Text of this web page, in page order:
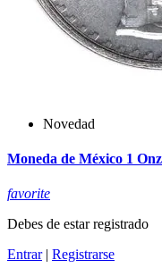
Novedad
Moneda de México 1
favorite
Debes de estar registrado
Entrar| Registrarse